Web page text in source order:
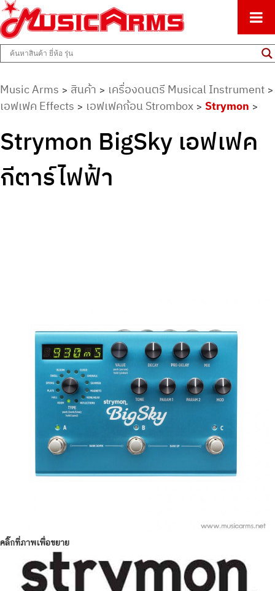
Music Arms
ศูนย์รวมครื่องดนตรีทุกชนิด ตั้งแต่เริ่มต้นถึงมืออาชีพ
Music Arms > สินค้า > เครื่องดนตรี Musical Instrument >
เอฟเฟค Effects > เอฟเฟคก้อน Strombox > Strymon >
Strymon BigSky เอฟเฟค
กีตาร์ไฟฟ้า
คลิ๊กที่ภาพเพื่อขยาย